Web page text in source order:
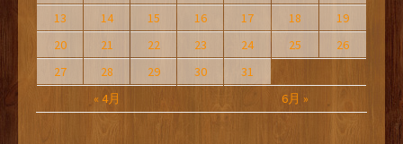
« 4月 6月 »
13
14 15 16 17 18
19
20
21 22 23 24 25
26
27
28 29 30 31